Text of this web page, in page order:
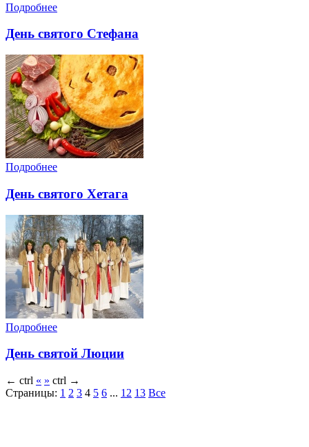
Подробнее
День святого Стефана
Подробнее
День святого Хетага
Подробнее
День святой Люции
← ctrl « » ctrl →
Страницы: 1 2 3 4 5 6 ... 12 13 Все